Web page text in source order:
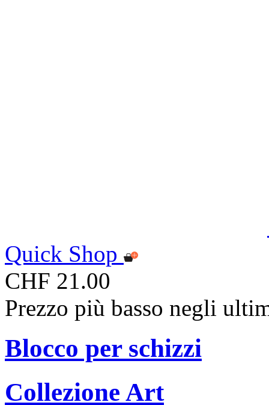
Quick Shop
CHF 21.00
Prezzo più basso negli
Blocco per schizzi
Collezione Art